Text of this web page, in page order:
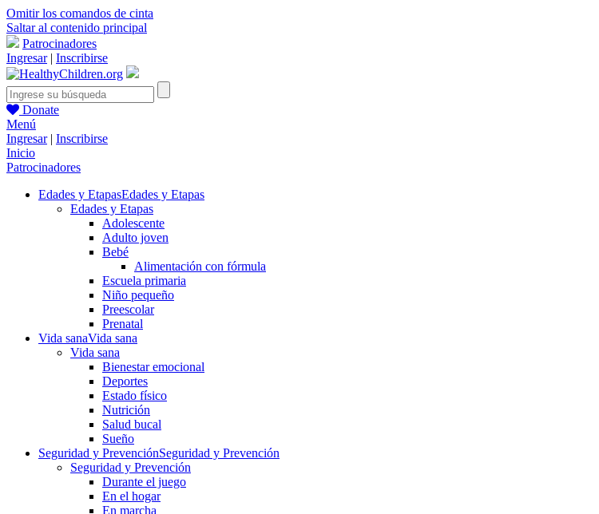
Omitir los comandos de cinta
Saltar al contenido principal
Patrocinadores
Ingresar| Inscribirse
Donate
Menú
Ingresar| Inscribirse
Inicio
Patrocinadores
Edades y EtapasEdades y Etapas
Edades y Etapas
Adolescente
Adulto joven
Bebé
Alimentación con fórmula
Escuela primaria
Niño pequeño
Preescolar
Prenatal
Vida sanaVida sana
Vida sana
Bienestar emocional
Deportes
Estado físico
Nutrición
Salud bucal
Sueño
Seguridad y PrevenciónSeguridad y Prevención
Seguridad y Prevención
Durante el juego
En el hogar
En marcha